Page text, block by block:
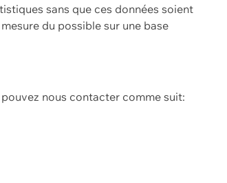
sans que ces données soient
du possible sur une base
nous contacter comme suit: